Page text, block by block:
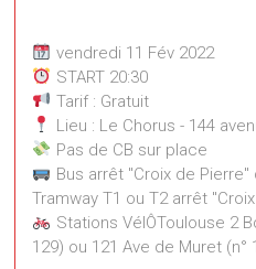
vendredi 11 Fév 2022
START 20:30
Tarif : Gratuit
Lieu : Le Chorus - 144
Pas de CB sur place
Bus arrêt "Croix de Pierre"
Tramway T1 ou T2 arrêt
Stations VélÔToulouse 2
129) ou 121 Ave de Muret (n°